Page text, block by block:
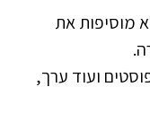
מוסיפות את
ועוד ערך,